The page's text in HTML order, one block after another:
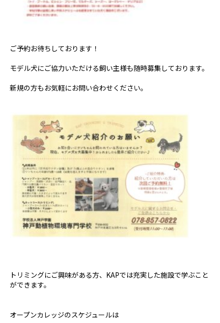
ご予約お待ちしております！
モデル犬にご協力いただける飼い主様も随時募集しております。
新規の方もお気軽にお問い合わせください。
トリミングにご興味がある方、KAPでは充実した施設で学ぶこと
ができます。
オープンカレッジのスケジュールは